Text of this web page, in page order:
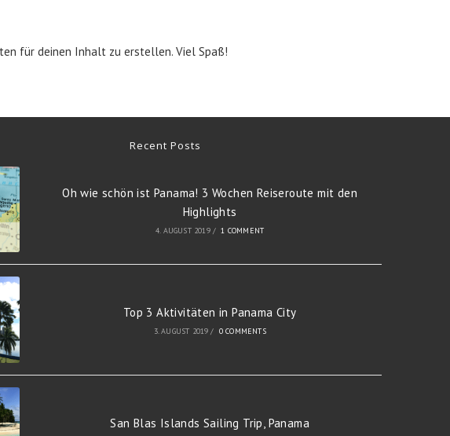
für deinen Inhalt zu erstellen. Viel Spaß!
Recent Posts
Oh wie schön ist Panama! 3 Wochen Reiseroute mit den
Highlights
4. AUGUST 2019 / 1 COMMENT
Top 3 Aktivitäten in Panama City
3. AUGUST 2019 / 0 COMMENTS
San Blas Islands Sailing Trip, Panama